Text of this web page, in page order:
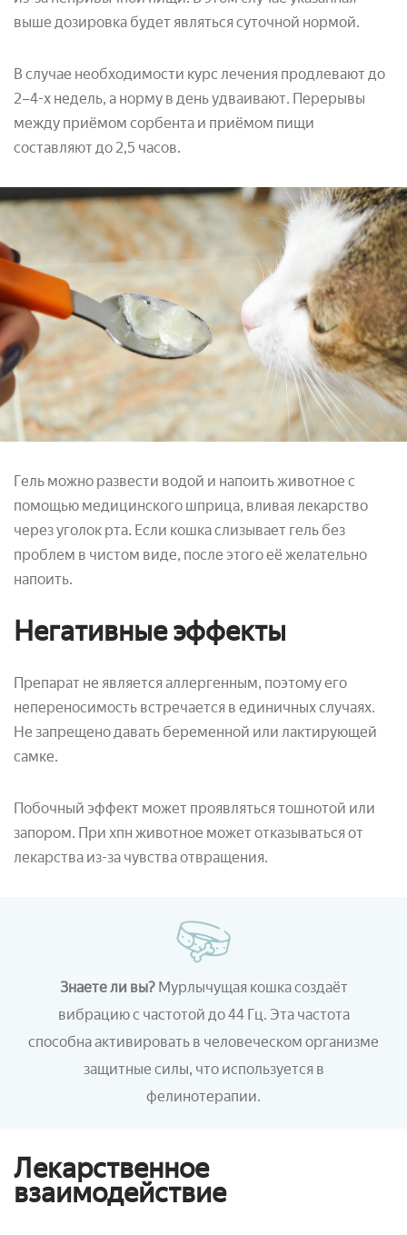
выше дозировка будет являться суточной нормой.
В случае необходимости курс лечения продлевают до
2–4-х недель, а норму в день удваивают. Перерывы
между приёмом сорбента и приёмом пищи
составляют до 2,5 часов.
Гель можно развести водой и напоить животное с
помощью медицинского шприца, вливая лекарство
через уголок рта. Если кошка слизывает гель без
проблем в чистом виде, после этого её желательно
напоить.
Негативные эффекты
Препарат не является аллергенным, поэтому его
непереносимость встречается в единичных случаях.
Не запрещено давать беременной или лактирующей
самке.
Побочный эффект может проявляться тошнотой или
запором. При хпн животное может отказываться от
лекарства из-за чувства отвращения.
Знаете ли вы? Мурлычущая кошка создаёт
вибрацию с частотой до 44 Гц. Эта частота
способна активировать в человеческом организме
защитные силы, что используется в
фелинотерапии.
Лекарственное
взаимодействие